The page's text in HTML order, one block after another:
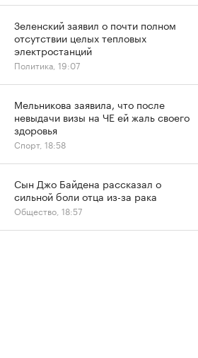
Зеленский заявил о почти полном
отсутствии целых тепловых
электростанций
Политика, 19:07
Мельникова заявила, что после
невыдачи визы на ЧЕ ей жаль своего
здоровья
Спорт, 18:58
Сын Джо Байдена рассказал о
сильной боли отца из-за рака
Общество, 18:57